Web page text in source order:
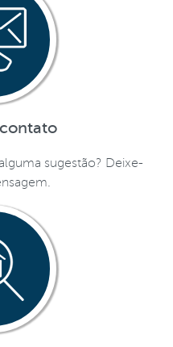
sugestão? Deixe-